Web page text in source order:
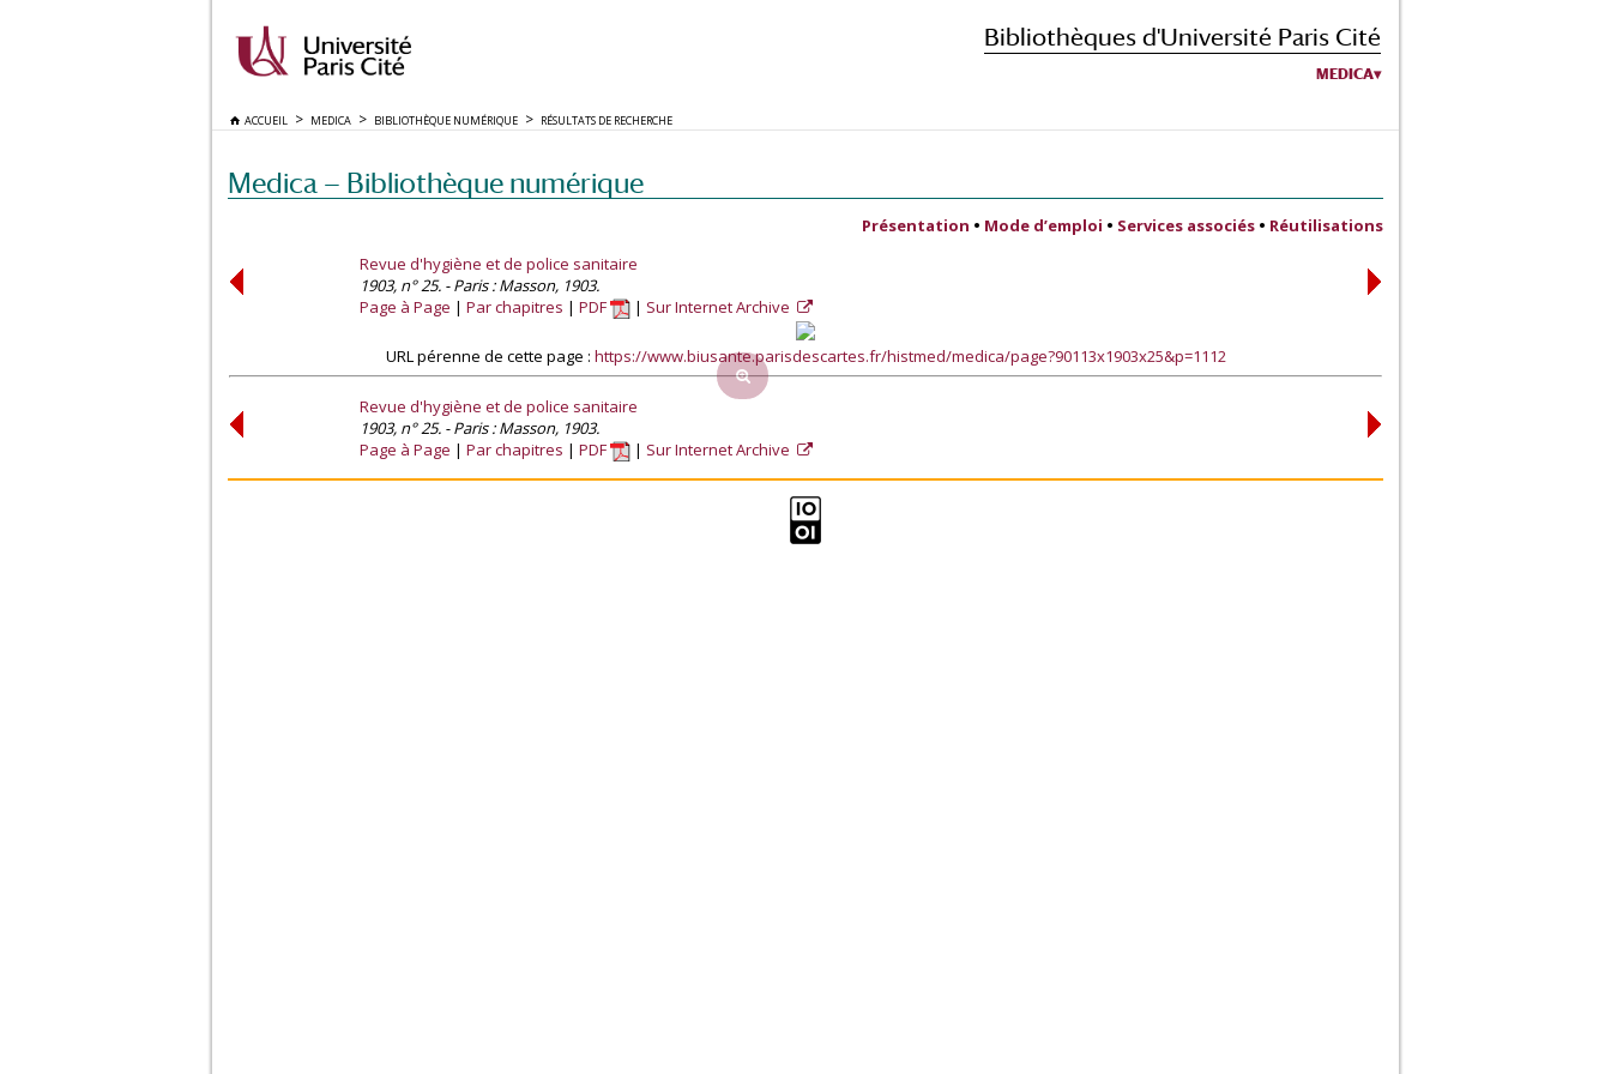
Bibliothèques d'Université Paris Cité
MEDICA
ACCUEIL MEDICA BIBLIOTHÈQUE NUMÉRIQUE RÉSULTATS DE RECHERCHE
Medica — Bibliothèque numérique
Présentation • Mode d’emploi • Services associés • Réutilisations
Revue d'hygiène et de police sanitaire
1903, n° 25. - Paris : Masson, 1903.
Page à Page
Par chapitres PDF Sur Internet Archive
URL pérenne de cette page : https://www.biusante.parisdescartes.fr/histmed/medica/page?90113x1903x25&p=1112
Revue d'hygiène et de police sanitaire
1903, n° 25. - Paris : Masson, 1903.
Page à Page
Par chapitres PDF Sur Internet Archive